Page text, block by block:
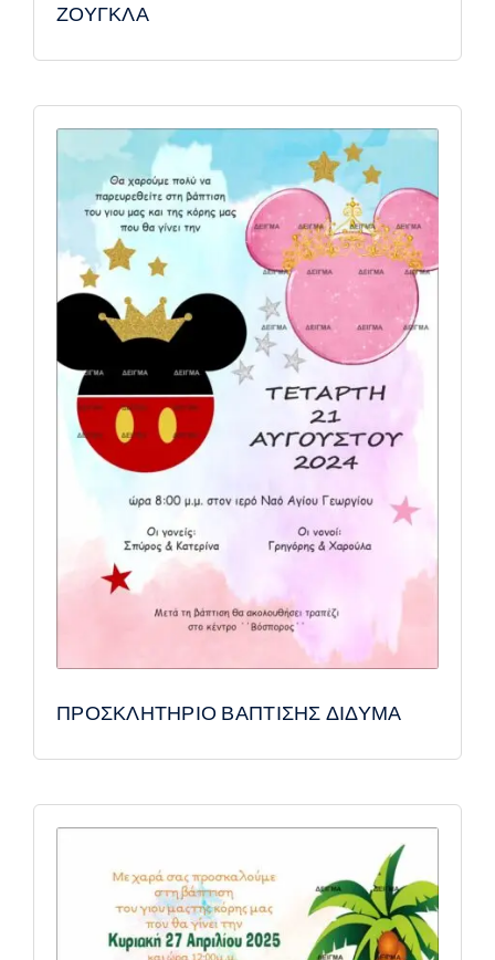
ΖΟΥΓΚΛΑ
ΠΡΟΣΚΛΗΤΗΡΙΟ ΒΑΠΤΙΣΗΣ ΔΙΔΥΜΑ